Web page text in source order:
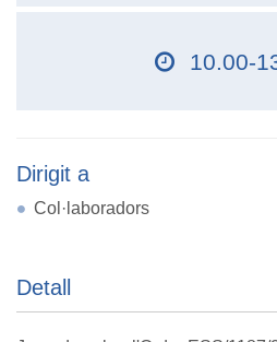
10.00-
Dirigit a
Col·laboradors
Detall